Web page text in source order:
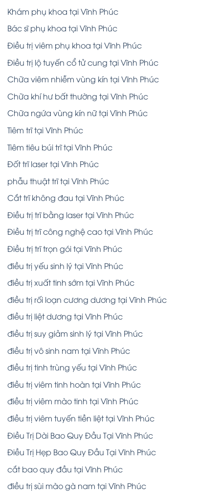
Khám phụ khoa tại Vĩnh Phúc
Bác sĩ phụ khoa tại Vĩnh Phúc
Điều trị viêm phụ khoa tại Vĩnh Phúc
Điều trị lộ tuyến cổ tử cung tại Vĩnh Phúc
Chữa viêm nhiễm vùng kín tại Vĩnh Phúc
Chữa khí hư bất thường tại Vĩnh Phúc
Chữa ngứa vùng kín nữ tại Vĩnh Phúc
Tiêm trĩ tại Vĩnh Phúc
Tiêm tiêu búi trĩ tại Vĩnh Phúc
Đốt trĩ laser tại Vĩnh Phúc
phẫu thuật trĩ tại Vĩnh Phúc
Cắt trĩ không đau tại Vĩnh Phúc
Điều trị trĩ bằng laser tại Vĩnh Phúc
Điều trị trĩ công nghệ cao tại Vĩnh Phúc
Điều trị trĩ trọn gói tại Vĩnh Phúc
điều trị yếu sinh lý tại Vĩnh Phúc
điều trị xuất tinh sớm tại Vĩnh Phúc
điều trị rối loạn cương dương tại Vĩnh Phúc
điều trị liệt dương tại Vĩnh Phúc
điều trị suy giảm sinh lý tại Vĩnh Phúc
điều trị vô sinh nam tại Vĩnh Phúc
điều trị tinh trùng yếu tại Vĩnh Phúc
điều trị viêm tinh hoàn tại Vĩnh Phúc
điều trị viêm mào tinh tại Vĩnh Phúc
điều trị viêm tuyến tiền liệt tại Vĩnh Phúc
Điều Trị Dài Bao Quy Đầu Tại Vĩnh Phúc
Điều Trị Hẹp Bao Quy Đầu Tại Vĩnh Phúc
cắt bao quy đầu tại Vĩnh Phúc
điều trị sùi mào gà nam tại Vĩnh Phúc